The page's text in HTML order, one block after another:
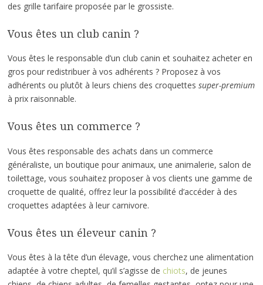
des grille tarifaire proposée par le grossiste.
Vous êtes un club canin ?
Vous êtes le responsable d’un club canin et souhaitez acheter en
gros pour redistribuer à vos adhérents ? Proposez à vos
adhérents ou plutôt à leurs chiens des croquettes super-premium
à prix raisonnable.
Vous êtes un commerce ?
Vous êtes responsable des achats dans un commerce
généraliste, un boutique pour animaux, une animalerie, salon de
toilettage, vous souhaitez proposer à vos clients une gamme de
croquette de qualité, offrez leur la possibilité d’accéder à des
croquettes adaptées à leur carnivore.
Vous êtes un éleveur canin ?
Vous êtes à la tête d’un élevage, vous cherchez une alimentation
adaptée à votre cheptel, qu’il s’agisse de chiots, de jeunes